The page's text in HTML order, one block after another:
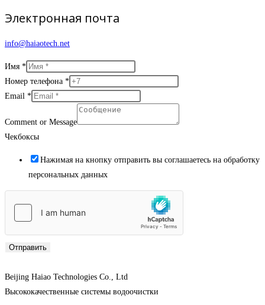
Электронная почта
info@haiaotech.net
Имя *
Номер телефона *
Email *
Comment or Message
Чекбоксы
Нажимая на кнопку отправить вы соглашаетесь на обработку
персональных данных
Отправить
Beijing Haiao Technologies Co., Ltd
Высококачественные системы водоочистки